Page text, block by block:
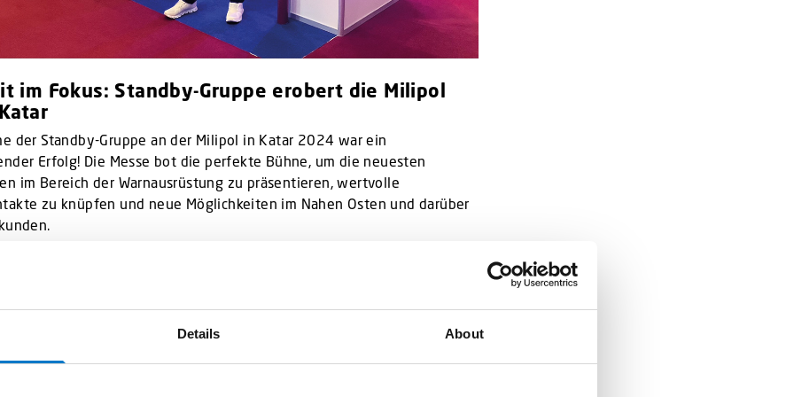
Details About
im Fokus: Standby-Gruppe erobert die Milipol
der Standby-Gruppe an der Milipol in Katar 2024 war ein
Erfolg! Die Messe bot die perfekte Bühne, um die neuesten
im Bereich der Warnausrüstung zu präsentieren, wertvolle
zu knüpfen und neue Möglichkeiten im Nahen Osten und darüber
auf Sicherheitslösungen vorzustellen. Ihre Reaktion war wirklich
hoffen, dass die ausgestellten Innovationen einen Einblick in die